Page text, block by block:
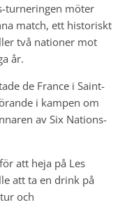
turneringen möter
match, ett historiskt
två nationer mot
år.
de France i Saint-
i kampen om
av Six Nations-
att heja på Les
att ta en drink på
och